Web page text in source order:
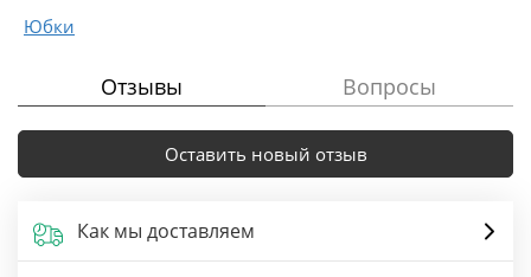
Юбки
Отзывы Вопросы
Оставить новый отзыв
Как мы доставляем